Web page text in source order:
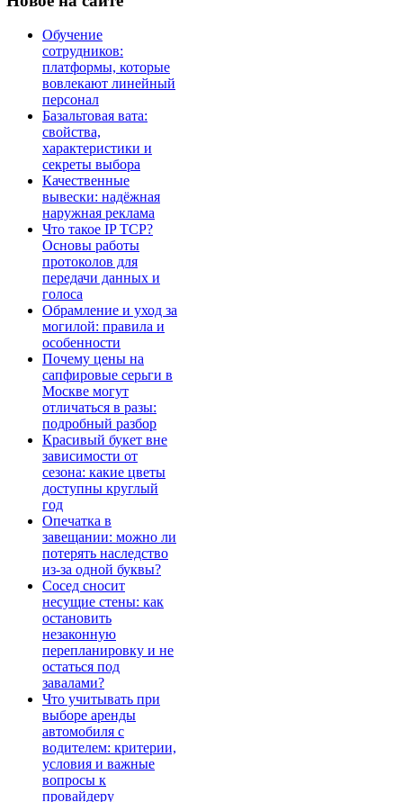
Обучение
сотрудников:
платформы, которые
вовлекают линейный
персонал
Базальтовая вата:
свойства,
характеристики и
секреты выбора
Качественные
вывески: надёжная
наружная реклама
Что такое IP TCP?
Основы работы
протоколов для
передачи данных и
голоса
Обрамление и уход за
могилой: правила и
особенности
Почему цены на
сапфировые серьги в
Москве могут
отличаться в разы:
подробный разбор
Красивый букет вне
зависимости от
сезона: какие цветы
доступны круглый
год
Опечатка в
завещании: можно ли
потерять наследство
из-за одной буквы?
Сосед сносит
несущие стены: как
остановить
незаконную
перепланировку и не
остаться под
завалами?
Что учитывать при
выборе аренды
автомобиля с
водителем: критерии,
условия и важные
вопросы к
провайдеру